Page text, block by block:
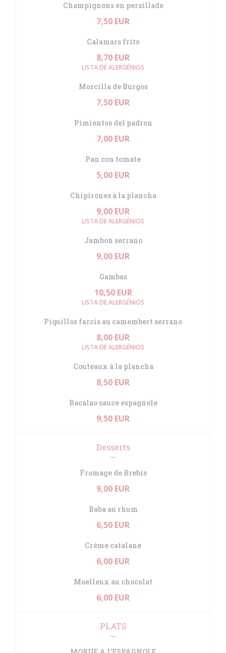
Champignons en persillade
7,50 EUR
Calamars frits
8,70 EUR
LISTA DE ALERGÉNIOS
Morcilla de Burgos
7,50 EUR
Pimientos del padron
7,00 EUR
Pan con tomate
5,00 EUR
Chipirones à la plancha
9,00 EUR
LISTA DE ALERGÉNIOS
Jambon serrano
9,00 EUR
Gambas
10,50 EUR
LISTA DE ALERGÉNIOS
Piquillos farcis au camembert serrano
8,00 EUR
LISTA DE ALERGÉNIOS
Couteaux à la plancha
8,50 EUR
Bacalao sauce espagnole
9,50 EUR
Desserts
Fromage de Brebis
9,00 EUR
Baba au rhum
6,50 EUR
Crème catalane
6,00 EUR
Moelleux au chocolat
6,00 EUR
PLATS